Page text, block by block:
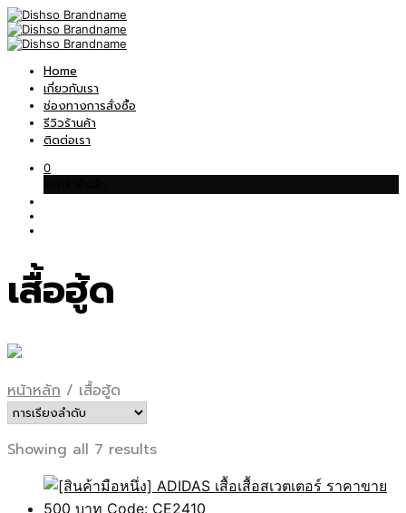
Home
เกี่ยวกับเรา
ช่องทางการสั่งซื้อ
รีวิวร้านค้า
ติดต่อเรา
0
เสื้อฮู้ด
หน้าหลัก / เสื้อฮู้ด
Showing all 7 results